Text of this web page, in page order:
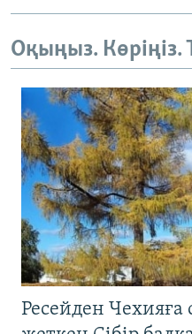
Оқыңыз.
Ресейден